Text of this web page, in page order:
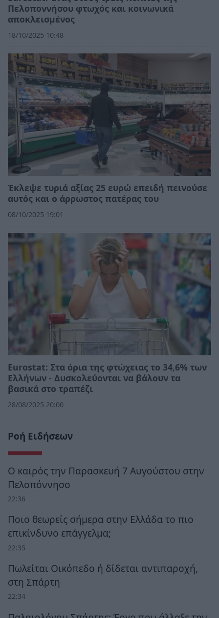
Πελοποννήσου φτωχός και κοινωνικά
αποκλεισμένος
18/10/2025 10:48
Έκλεψε τυριά αξίας 25 ευρώ επειδή πεινούσε
αυτός και ο άρρωστος πατέρας του
08/10/2025 19:01
Eurostat: Στα όρια της φτώχειας το 34,6% των
Ελλήνων - Δυσκολεύονται να βάλουν τα
βασικά στο τραπέζι
28/08/2025 20:00
Ροή Ειδήσεων
Ο καιρός την Παρασκευή 7 Αυγούστου στην
Πελοπόννησο
22:36
Ποιο θεωρείς σήμερα στην Ελλάδα το πιο
επικίνδυνο επάγγελμα;
22:35
Πωλείται Οικόπεδο ή δίδεται αντιπαροχή,
στη Σπάρτη
22:34